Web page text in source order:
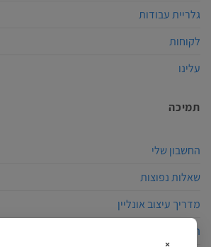
גלריית עבודות
לקוחות
עלינו
תמיכה
החשבון שלי
שאלות נפוצות
מדריך עיצוב אונליין
הצהרת נגישות